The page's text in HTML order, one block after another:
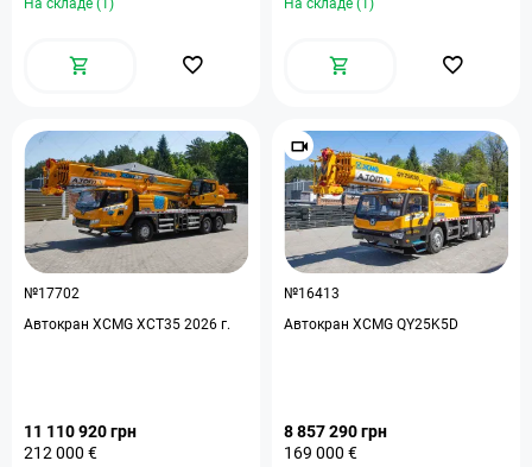
На складе (1) На складе (1)
№17702
Автокран XCMG XCT35 2026 г.
11 110 920 грн
212 000 €
№16413
Автокран XCMG QY25K5D
8 857 290 грн
169 000 €